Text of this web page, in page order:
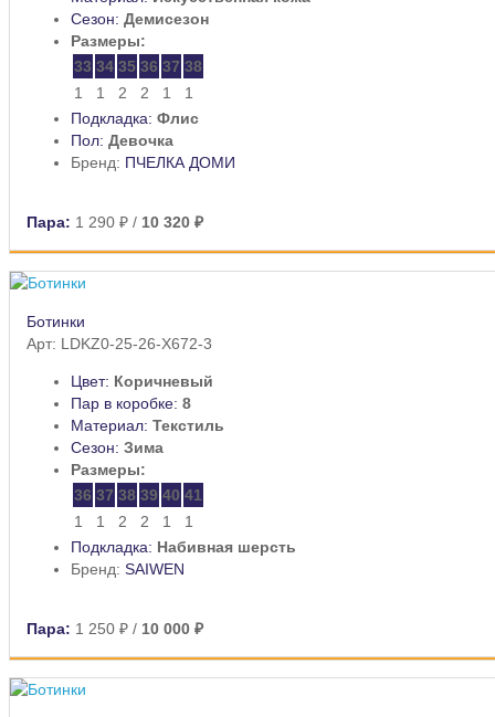
Сезон: Демисезон
Размеры:
33 34 35 36 37 38
1
1 2 2 1
1
Подкладка: Флис
Пол: Девочка
Бренд: ПЧЕЛКА ДОМИ
Пара: 1 290 ₽ / 10 320 ₽
Ботинки
Арт: LDKZ0-25-26-X672-3
Цвет: Коричневый
Пар в коробке: 8
Материал: Текстиль
Сезон: Зима
Размеры:
36 37 38 39 40 41
1
1 2 2 1
1
Подкладка: Набивная шерсть
Бренд: SAIWEN
Пара: 1 250 ₽ / 10 000 ₽